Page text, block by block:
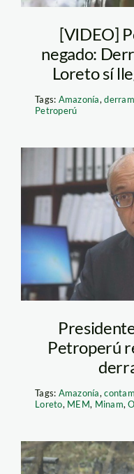
[VIDEO]
negado:
Loreto sí
Tags: Amazonía,
Petroperú
Petroperú
Tags: Amazonía,
Loreto, MEM, Minam,